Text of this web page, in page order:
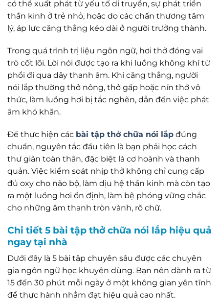
có thể xuất phát từ yếu tố di truyền, sự phát triển
thần kinh ở trẻ nhỏ, hoặc do các chấn thương tâm
lý, áp lực căng thẳng kéo dài ở người trưởng thành.
Trong quá trình trị liệu ngôn ngữ, hơi thở đóng vai
trò cốt lõi. Lời nói được tạo ra khi luồng không khí từ
phổi đi qua dây thanh âm. Khi căng thẳng, người
nói lắp thường thở nông, thở gấp hoặc nín thở vô
thức, làm luồng hơi bị tắc nghẽn, dẫn đến việc phát
âm khó khăn.
Để thực hiện các bài tập thở chữa nói lắp đúng
chuẩn, nguyên tắc đầu tiên là bạn phải học cách
thư giãn toàn thân, đặc biệt là cơ hoành và thanh
quản. Việc kiểm soát nhịp thở không chỉ cung cấp
đủ oxy cho não bộ, làm dịu hệ thần kinh mà còn tạo
ra một luồng hơi ổn định, làm bệ phóng vững chắc
cho những âm thanh tròn vành, rõ chữ.
Chi tiết 5 bài tập thở chữa nói lắp hiệu quả
ngay tại nhà
Dưới đây là 5 bài tập chuyên sâu được các chuyên
gia ngôn ngữ học khuyên dùng. Bạn nên dành ra từ
15 đến 30 phút mỗi ngày ở một không gian yên tĩnh
để thực hành nhằm đạt hiệu quả cao nhất.